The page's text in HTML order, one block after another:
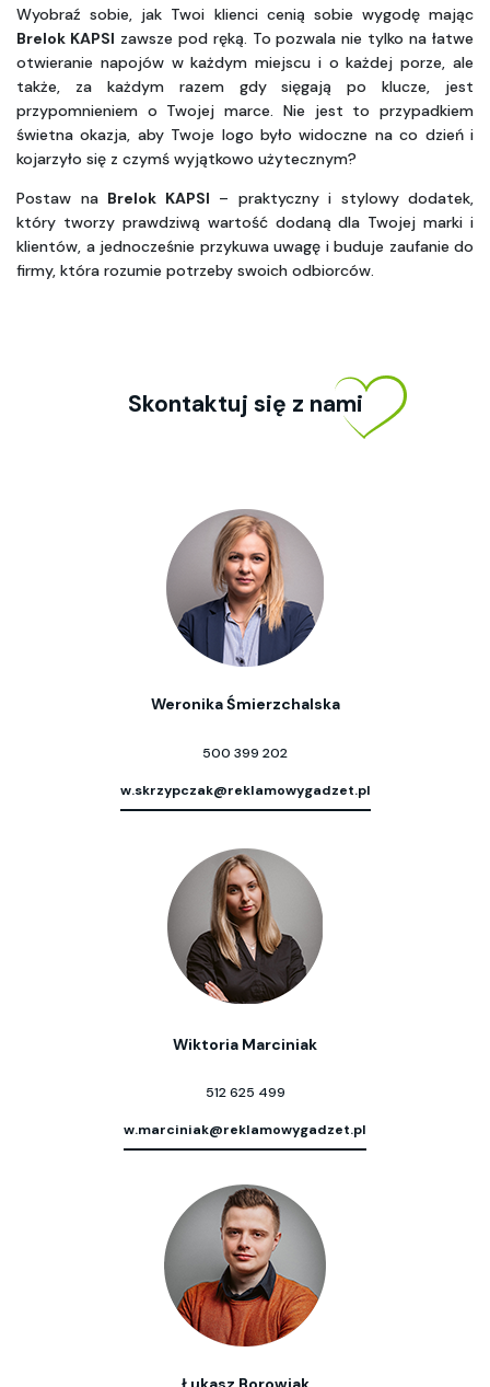
Brelok KAPSI zawsze pod ręką. To pozwala nie tylko na łatwe
otwieranie napojów w każdym miejscu i o każdej porze, ale
także, za każdym razem gdy sięgają po klucze, jest
przypomnieniem o Twojej marce. Nie jest to przypadkiem
świetna okazja, aby Twoje logo było widoczne na co dzień i
kojarzyło się z czymś wyjątkowo użytecznym?
Postaw na Brelok KAPSI – praktyczny i stylowy dodatek,
który tworzy prawdziwą wartość dodaną dla Twojej marki i
klientów, a jednocześnie przykuwa uwagę i buduje zaufanie do
firmy, która rozumie potrzeby swoich odbiorców.
Skontaktuj się z nami
Weronika Śmierzchalska
500 399 202
w.skrzypczak@reklamowygadzet.pl
Wiktoria Marciniak
512 625 499
w.marciniak@reklamowygadzet.pl